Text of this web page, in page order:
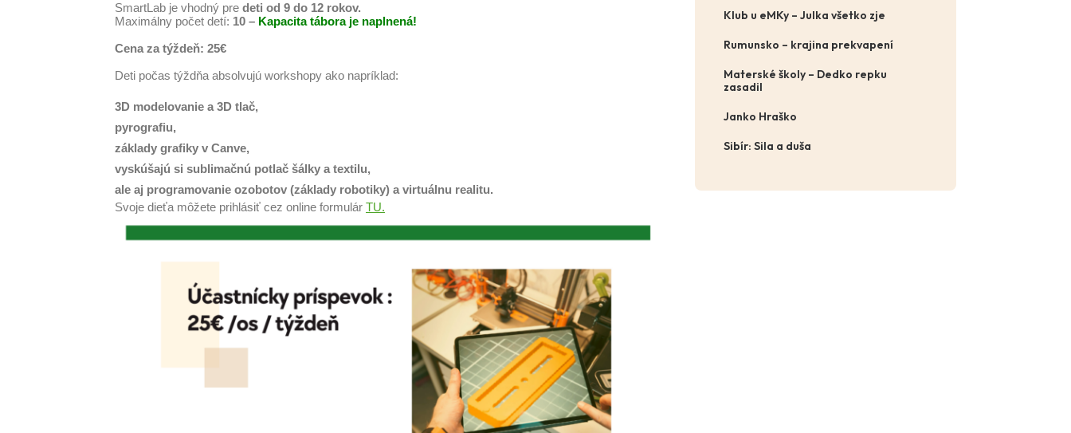
SmartLab je vhodný pre deti od 9 do 12 rokov.
Maximálny počet detí: 10 – Kapacita tábora je naplnená!
Cena za týždeň: 25€
Deti počas týždňa absolvujú workshopy ako napríklad:
3D modelovanie a 3D tlač,
pyrografiu,
základy grafiky v Canve,
vyskúšajú si sublimačnú potlač šálky a textilu,
ale aj programovanie ozobotov (základy robotiky) a virtuálnu realitu.
Svoje dieťa môžete prihlásiť cez online formulár TU.
Klub u eMKy – Julka všetko zje
Rumunsko – krajina prekvapení
Materské školy – Dedko repku
zasadil
Janko Hraško
Sibír: Sila a duša